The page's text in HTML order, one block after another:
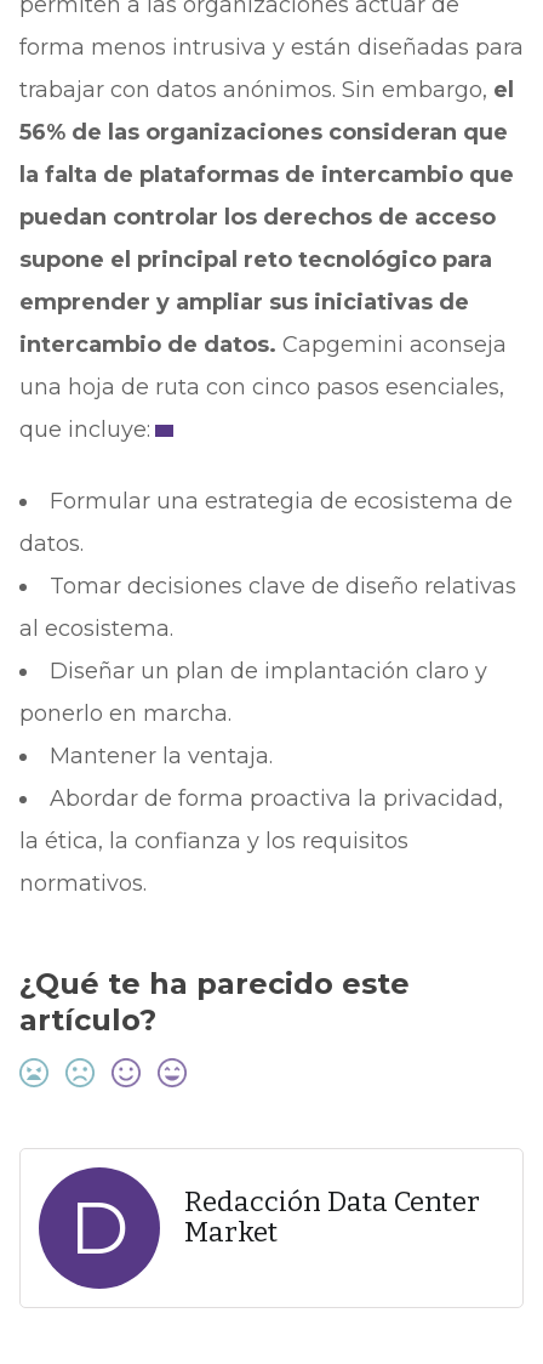
forma menos intrusiva y están diseñadas para
trabajar con datos anónimos. Sin embargo, el
56% de las organizaciones consideran que
la falta de plataformas de intercambio que
puedan controlar los derechos de acceso
supone el principal reto tecnológico para
emprender y ampliar sus iniciativas de
intercambio de datos. Capgemini aconseja
una hoja de ruta con cinco pasos esenciales,
que incluye:
Formular una estrategia de ecosistema de
datos.
Tomar decisiones clave de diseño relativas
al ecosistema.
Diseñar un plan de implantación claro y
ponerlo en marcha.
Mantener la ventaja.
Abordar de forma proactiva la privacidad,
la ética, la confianza y los requisitos
normativos.
¿Qué te ha parecido este
artículo?
D
Redacción Data Center
Market